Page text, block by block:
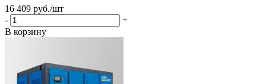
16 409 руб./шт
-
+
В корзину